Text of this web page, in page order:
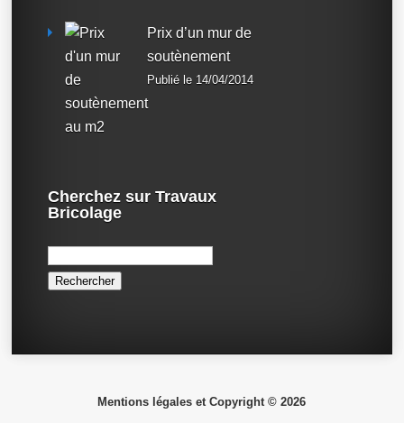
Prix d’un mur de
soutènement
Publié le 14/04/2014
Cherchez sur Travaux
Bricolage
Rechercher :
Mentions légales et Copyright © 2026